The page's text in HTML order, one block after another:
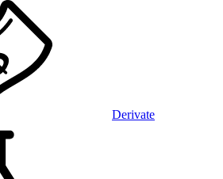
Derivate